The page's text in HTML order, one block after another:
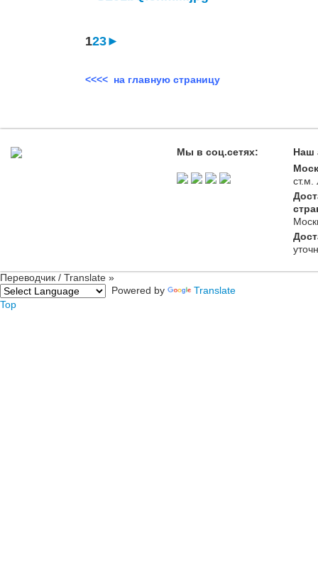
123►
<<<< на главную страницу
Мы в соц.сетях:
Наш
ст.м.
Переводчик / Translate »
Powered by
Translate
Top